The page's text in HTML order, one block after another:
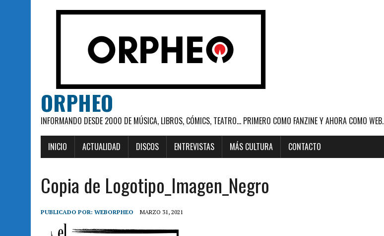
ORPHEO
INFORMANDO DESDE 2000 DE MÚSICA, LIBROS, CÓMICS, TEATRO... PRIMERO COMO FANZINE Y AHORA COMO WEB.
INICIO ACTUALIDAD DISCOS ENTREVISTAS MÁS CULTURA CONTACTO
Copia de Logotipo_Imagen_Negro
PUBLICADO POR: WEBORPHEO MARZO 31, 2021